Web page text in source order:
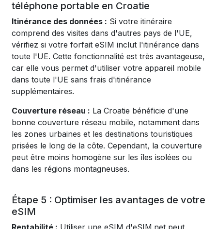
téléphone portable en Croatie
Itinérance des données : Si votre itinéraire
comprend des visites dans d'autres pays de l'UE,
vérifiez si votre forfait eSIM inclut l'itinérance dans
toute l'UE. Cette fonctionnalité est très avantageuse,
car elle vous permet d'utiliser votre appareil mobile
dans toute l'UE sans frais d'itinérance
supplémentaires.
Couverture réseau : La Croatie bénéficie d'une
bonne couverture réseau mobile, notamment dans
les zones urbaines et les destinations touristiques
prisées le long de la côte. Cependant, la couverture
peut être moins homogène sur les îles isolées ou
dans les régions montagneuses.
Étape 5 : Optimiser les avantages de votre
eSIM
Rentabilité : Utiliser une eSIM d'eSIM.net peut